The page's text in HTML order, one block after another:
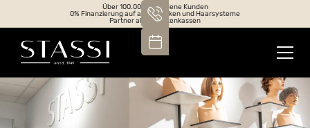
Über 100.000 zufriedene Kunden
0% Finanzierung auf alle Perücken und Haarsysteme
Partner aller Krankenkassen